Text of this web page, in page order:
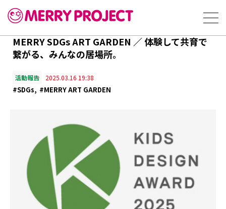
MERRY SDGs ART GARDEN ／ 体験して共育で
繋がる、みんなの居場所。
活動報告 2025.03.16 19:38
#SDGs #MERRY ART GARDEN